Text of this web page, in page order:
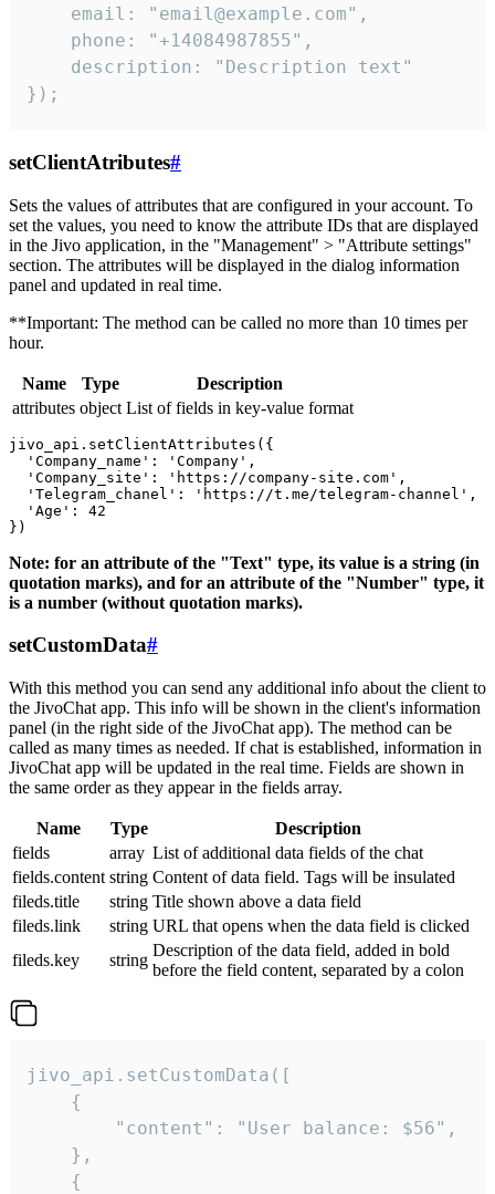
    email: "email@example.com",
    phone: "+14084987855",
    description: "Description text"
});
setClientAtributes#
Sets the values ​​of attributes that are configured in your account. To
set the values, you need to know the attribute IDs that are displayed
in the Jivo application, in the "Management" > "Attribute settings"
section. The attributes will be displayed in the dialog information
panel and updated in real time.
**Important: The method can be called no more than 10 times per
hour.
Name Type
Description
attributes object List of fields in key-value format
jivo_api.setClientAttributes({
  'Company_name': 'Company',
  'Company_site': 'https://company-site.com',
  'Telegram_chanel': 'https://t.me/telegram-channel',
  'Age': 42
Note: for an attribute of the "Text" type, its value is a string (in
quotation marks), and for an attribute of the "Number" type, it
is a number (without quotation marks).
setCustomData#
With this method you can send any additional info about the client to
the JivoChat app. This info will be shown in the client's information
panel (in the right side of the JivoChat app). The method can be
called as many times as needed. If chat is established, information in
JivoChat app will be updated in the real time. Fields are shown in
the same order as they appear in the fields array.
Name Type
Description
fields
array List of additional data fields of the chat
fields.content string Content of data field. Tags will be insulated
fileds.title
string Title shown above a data field
fileds.link
string URL that opens when the data field is clicked
fileds.key
string
Description of the data field, added in bold
before the field content, separated by a colon
jivo_api.setCustomData([
    {
        "content": "User balance: $56",
    },
    {